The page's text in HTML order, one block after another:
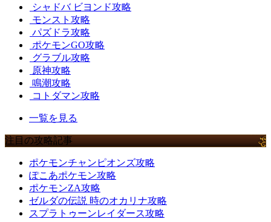
シャドバ ビヨンド攻略
モンスト攻略
パズドラ攻略
ポケモンGO攻略
グラブル攻略
原神攻略
鳴潮攻略
コトダマン攻略
一覧を見る
注目の攻略記事
ポケモンチャンピオンズ攻略
ぽこあポケモン攻略
ポケモンZA攻略
ゼルダの伝説 時のオカリナ攻略
スプラトゥーンレイダース攻略